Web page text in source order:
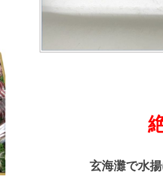
玄海灘で水揚